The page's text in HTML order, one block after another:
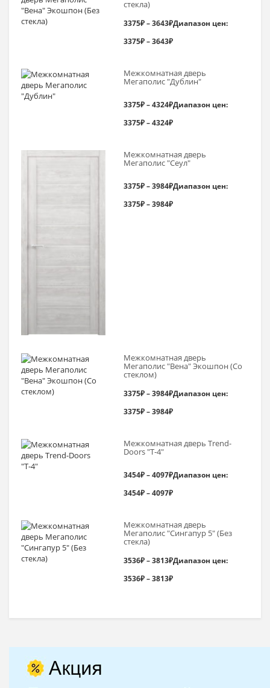
стекла)
3375₽–3643₽Диапазон цен:
3375₽ – 3643₽
Межкомнатная дверь
Мегаполис "Дублин"
3375₽–4324₽Диапазон цен:
3375₽ – 4324₽
Межкомнатная дверь
Мегаполис "Сеул"
3375₽–3984₽Диапазон цен:
3375₽ – 3984₽
Межкомнатная дверь
Мегаполис "Вена" Экошпон (Со
стеклом)
3375₽–3984₽Диапазон цен:
3375₽ – 3984₽
Межкомнатная дверь Trend-
Doоrs "Т-4"
3454₽–4097₽Диапазон цен:
3454₽ – 4097₽
Межкомнатная дверь
Мегаполис "Сингапур 5" (Без
стекла)
3536₽–3813₽Диапазон цен:
3536₽ – 3813₽